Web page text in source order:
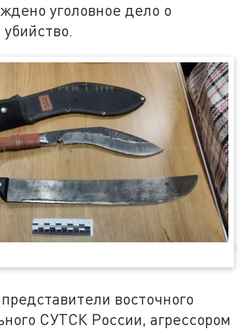
уголовное дело о
восточного
СУТСК России, агрессором